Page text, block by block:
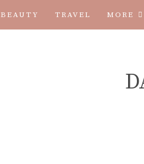
BEAUTY TRAVEL MORE